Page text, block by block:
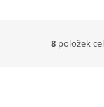
8 položek